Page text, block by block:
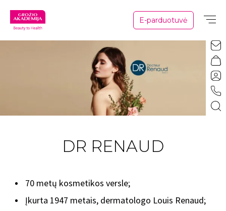
E-parduotuvė
DR RENAUD
70 metų kosmetikos versle;
Įkurta 1947 metais, dermatologo Louis Renaud;